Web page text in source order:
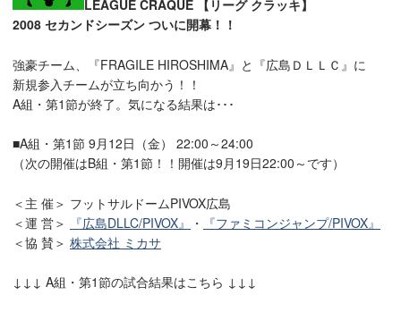
LEAGUE CRAQUE 【リーグ クラッキ】
2008 セカンドシーズン ついに開幕！！
強豪チーム、『FRAGILE HIROSHIMA』と『広島ＤＬＬＣ』に
新規参入チームが立ち向かう！！
A組・第1節が終了。気になる結果は･･･
■A組・第1節 9月12日（金） 22:00～24:00
（次の開催はB組・第1節！！開催は9月19日22:00～です）
＜主 催＞ フットサルドームPIVOX広島
＜運 営＞
『広島DLLC/PIVOX』 ・
『ファミコンジャンプ/PIVOX』
＜協 賛＞ 株式会社 ミカサ
↓↓↓ A組・第1節の試合結果はこちら ↓↓↓